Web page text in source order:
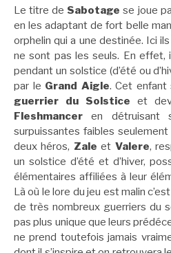
Le titre de Sabotage se joue
en les adaptant de fort belle
orphelin qui a une destinée. Ici
ne sont pas les seuls. En effet,
pendant un solstice (d’été ou
par le Grand Aigle. Cet enfant
guerrier du Solstice et
Fleshmancer en détruisant
surpuissantes faibles
deux héros, Zale et Valere,
un solstice d’été et d’hiver,
élémentaires affiliées à leur
Là où le lore du jeu est malin
de très nombreux guerriers du
pas plus unique que leurs
ne prend toutefois jamais